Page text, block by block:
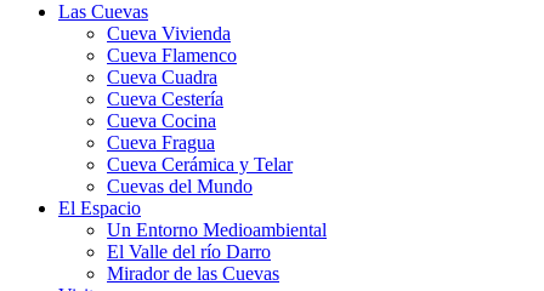
Las Cuevas
Cueva Vivienda
Cueva Flamenco
Cueva Cuadra
Cueva Cestería
Cueva Cocina
Cueva Fragua
Cueva Cerámica y Telar
Cuevas del Mundo
El Espacio
Un Entorno Medioambiental
El Valle del río Darro
Mirador de las Cuevas